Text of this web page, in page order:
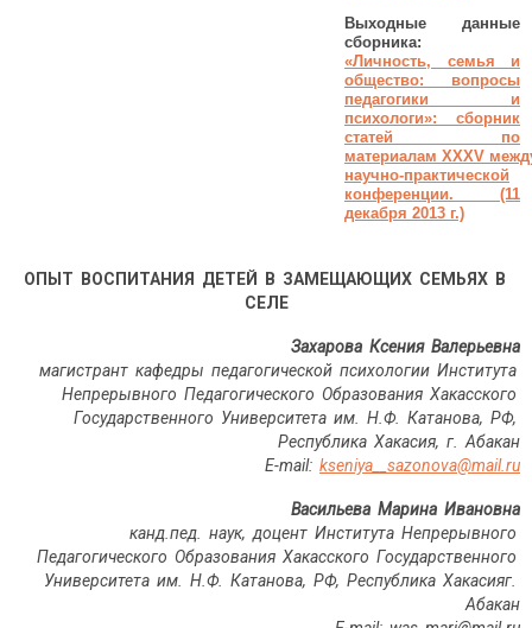
Выходные данные
сборника:
«Личность, семья и
общество: вопросы
педагогики и
психологи»: сборник
статей по
материалам XXXV
научно-практической
конференции. (11
декабря 2013 г.)
ОПЫТ ВОСПИТАНИЯ ДЕТЕЙ В ЗАМЕЩАЮЩИХ СЕМЬЯХ В
СЕЛЕ
Захарова Ксения Валерьевна
магистрант кафедры педагогической психологии Института
Непрерывного Педагогического Образования Хакасского
Государственного Университета им. Н.Ф. Катанова, РФ,
Республика Хакасия, г. Абакан
E-mail: kseniya__sazonova@mail.ru
Васильева Марина Ивановна
канд.пед. наук, доцент Института Непрерывного
Педагогического Образования Хакасского Государственного
Университета им. Н.Ф. Катанова, РФ, Республика Хакасияг.
Абакан